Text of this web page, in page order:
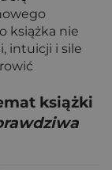
książka nie
intuicji i sile
książki